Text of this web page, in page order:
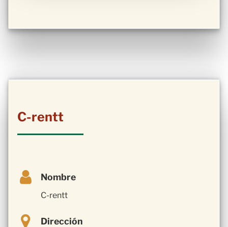
C-rentt
Nombre
C-rentt
Dirección